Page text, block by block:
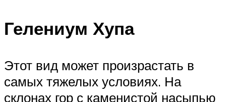
Гелениум Хупа
Этот вид может произрастать в
самых тяжелых условиях. На
склонах гор с каменистой насыпью